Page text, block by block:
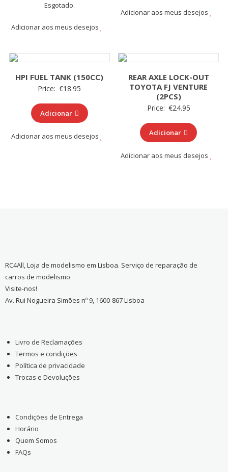
Esgotado.
Adicionar aos meus desejos
Adicionar aos meus desejos
HPI FUEL TANK (150CC)
Price: €18.95
Adicionar
Adicionar aos meus desejos
REAR AXLE LOCK-OUT
TOYOTA FJ VENTURE
(2PCS)
Price: €24.95
Adicionar
Adicionar aos meus desejos
RC4All, Loja de modelismo em Lisboa. Serviço de reparação de
carros de modelismo.
Visite-nos!
Av. Rui Nogueira Simões nº 9, 1600-867 Lisboa
Livro de Reclamações
Termos e condições
Política de privacidade
Trocas e Devoluções
Condições de Entrega
Horário
Quem Somos
FAQs